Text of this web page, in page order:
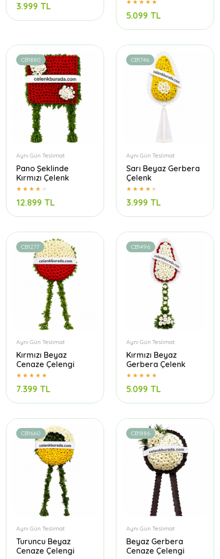
3.999 TL
5.099 TL
CB1880
Aynı Gün Teslimat
Pano Şeklinde
Kırmızı Çelenk
12.899 TL
CB1746
Aynı Gün Teslimat
Sarı Beyaz Gerbera
Çelenk
3.999 TL
CB1277
Aynı Gün Teslimat
Kırmızı Beyaz
Cenaze Çelengi
7.399 TL
CB1496
Aynı Gün Teslimat
Kırmızı Beyaz
Gerbera Çelenk
5.099 TL
CB1660
Aynı Gün Teslimat
Turuncu Beyaz
Cenaze Çelengi
CB1886
Aynı Gün Teslimat
Beyaz Gerbera
Cenaze Çelengi